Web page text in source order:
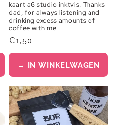
kaart a6 studio inktvis: Thanks
dad, for always listening and
drinking excess amounts of
coffee with me
Normale
prijs
€1,50
→ IN WINKELWAGEN